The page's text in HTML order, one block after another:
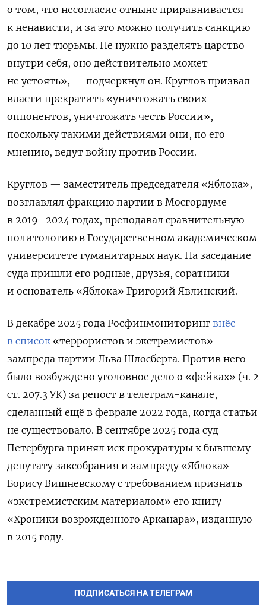
о том, что несогласие отныне приравнивается
к ненависти, и за это можно получить санкцию
до 10 лет тюрьмы. Не нужно разделять царство
внутри себя, оно действительно может
не устоять», — подчеркнул он. Круглов призвал
власти прекратить «уничтожать своих
оппонентов, уничтожать честь России»,
поскольку такими действиями они, по его
мнению, ведут войну против России.
Круглов — заместитель председателя «Яблока»,
возглавлял фракцию партии в Мосгордуме
в 2019–2024 годах, преподавал сравнительную
политологию в Государственном академическом
университете гуманитарных наук. На заседание
суда пришли его родные, друзья, соратники
и основатель «Яблока» Григорий Явлинский.
В декабре 2025 года Росфинмониторинг внёс
в список «террористов и экстремистов»
зампреда партии Льва Шлосберга. Против него
было возбуждено уголовное дело о «фейках» (ч. 2
ст. 207.3 УК) за репост в телеграм-канале,
сделанный ещё в феврале 2022 года, когда статьи
не существовало. В сентябре 2025 года суд
Петербурга принял иск прокуратуры к бывшему
депутату заксобрания и зампреду «Яблока»
Борису Вишневскому с требованием признать
«экстремистским материалом» его книгу
«Хроники возрожденного Арканара», изданную
в 2015 году.
ПОДПИСАТЬСЯ НА ТЕЛЕГРАМ